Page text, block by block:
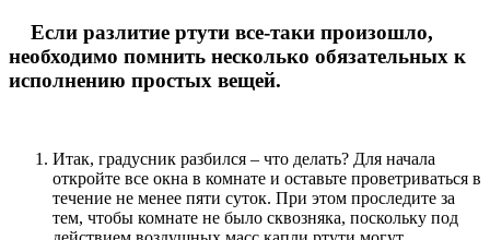
Если разлитие ртути все-таки произошло,
необходимо помнить несколько обязательных к
исполнению простых вещей.
Итак, градусник разбился – что делать? Для начала
откройте все окна в комнате и оставьте проветриваться в
течение не менее пяти суток. При этом проследите за
тем, чтобы комнате не было сквозняка, поскольку под